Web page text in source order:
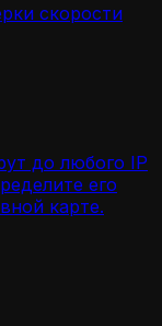
скорости
до любого IP
его
карте.